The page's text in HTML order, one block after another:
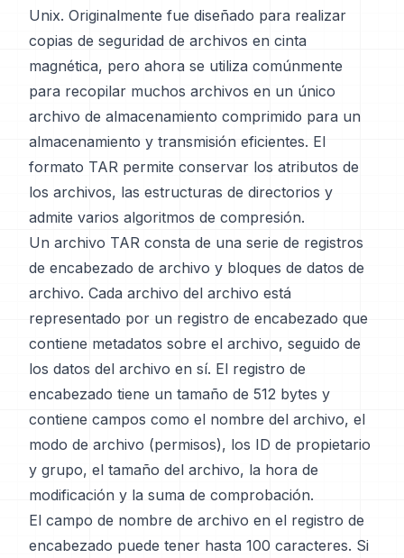
Unix. Originalmente fue diseñado para realizar
copias de seguridad de archivos en cinta
magnética, pero ahora se utiliza comúnmente
para recopilar muchos archivos en un único
archivo de almacenamiento comprimido para un
almacenamiento y transmisión eficientes. El
formato TAR permite conservar los atributos de
los archivos, las estructuras de directorios y
admite varios algoritmos de compresión.
Un archivo TAR consta de una serie de registros
de encabezado de archivo y bloques de datos de
archivo. Cada archivo del archivo está
representado por un registro de encabezado que
contiene metadatos sobre el archivo, seguido de
los datos del archivo en sí. El registro de
encabezado tiene un tamaño de 512 bytes y
contiene campos como el nombre del archivo, el
modo de archivo (permisos), los ID de propietario
y grupo, el tamaño del archivo, la hora de
modificación y la suma de comprobación.
El campo de nombre de archivo en el registro de
encabezado puede tener hasta 100 caracteres. Si